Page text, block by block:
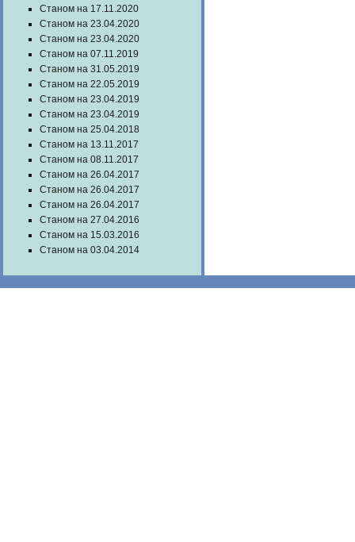
Станом на 17.11.2020
Станом на 23.04.2020
Станом на 23.04.2020
Станом на 07.11.2019
Станом на 31.05.2019
Станом на 22.05.2019
Станом на 23.04.2019
Станом на 23.04.2019
Станом на 25.04.2018
Станом на 13.11.2017
Станом на 08.11.2017
Станом на 26.04.2017
Станом на 26.04.2017
Станом на 26.04.2017
Станом на 27.04.2016
Станом на 15.03.2016
Станом на 03.04.2014